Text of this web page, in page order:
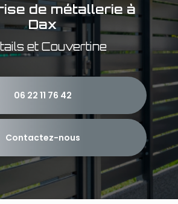
de métallerie à
Dax
et Couvertine
06 22 11 76 42
Contactez-nous